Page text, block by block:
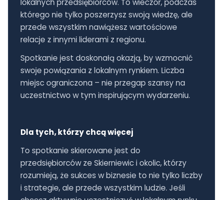
lokalnych przedsiębiorców. To wieczór, podczas
którego nie tylko poszerzysz swoją wiedzę, ale
przede wszystkim nawiążesz wartościowe
relacje z innymi liderami z regionu.
Spotkanie jest doskonałą okazją, by wzmocnić
swoje powiązania z lokalnym rynkiem. Liczba
miejsc ograniczona – nie przegap szansy na
uczestnictwo w tym inspirującym wydarzeniu.
Dla tych, którzy chcą więcej
To spotkanie skierowane jest do
przedsiębiorców ze Skierniewic i okolic, którzy
rozumieją, że sukces w biznesie to nie tylko liczby
i strategie, ale przede wszystkim ludzie. Jeśli